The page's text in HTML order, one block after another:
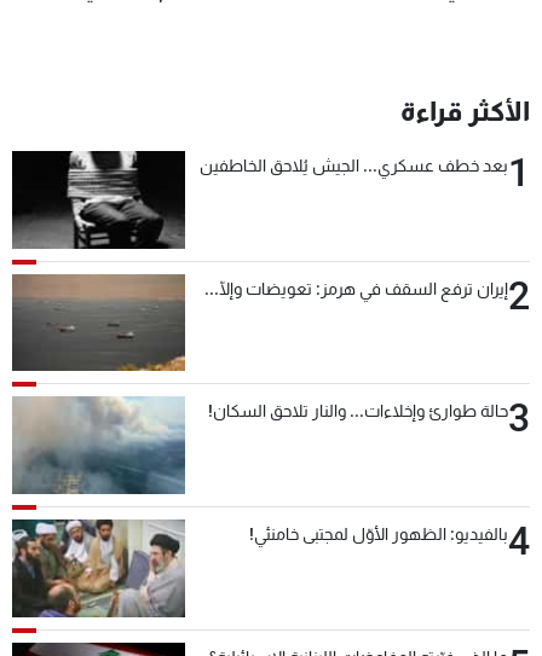
الأكثر قراءة
1بعد خطف عسكري... الجيش يُلاحق الخاطفين
2إيران ترفع السقف في هرمز: تعويضات وإلّا...
3حالة طوارئ وإخلاءات... والنار تلاحق السكان!
4بالفيديو: الظهور الأوّل لمجتبى خامنئي!